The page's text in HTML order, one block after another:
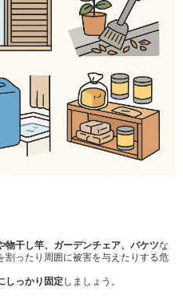
物干し竿、ガーデンチェア、バケツな
割ったり周囲に被害を与えたりする危
しっかり固定しましょう。